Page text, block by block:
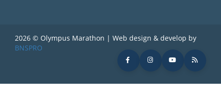
2026 © Olympus Marathon | Web design & develop by
BNSPRO